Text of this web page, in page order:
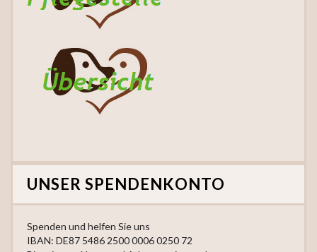
UNSER SPENDENKONTO
Spenden und helfen Sie uns
IBAN: DE87 5486 2500 0006 0250 72